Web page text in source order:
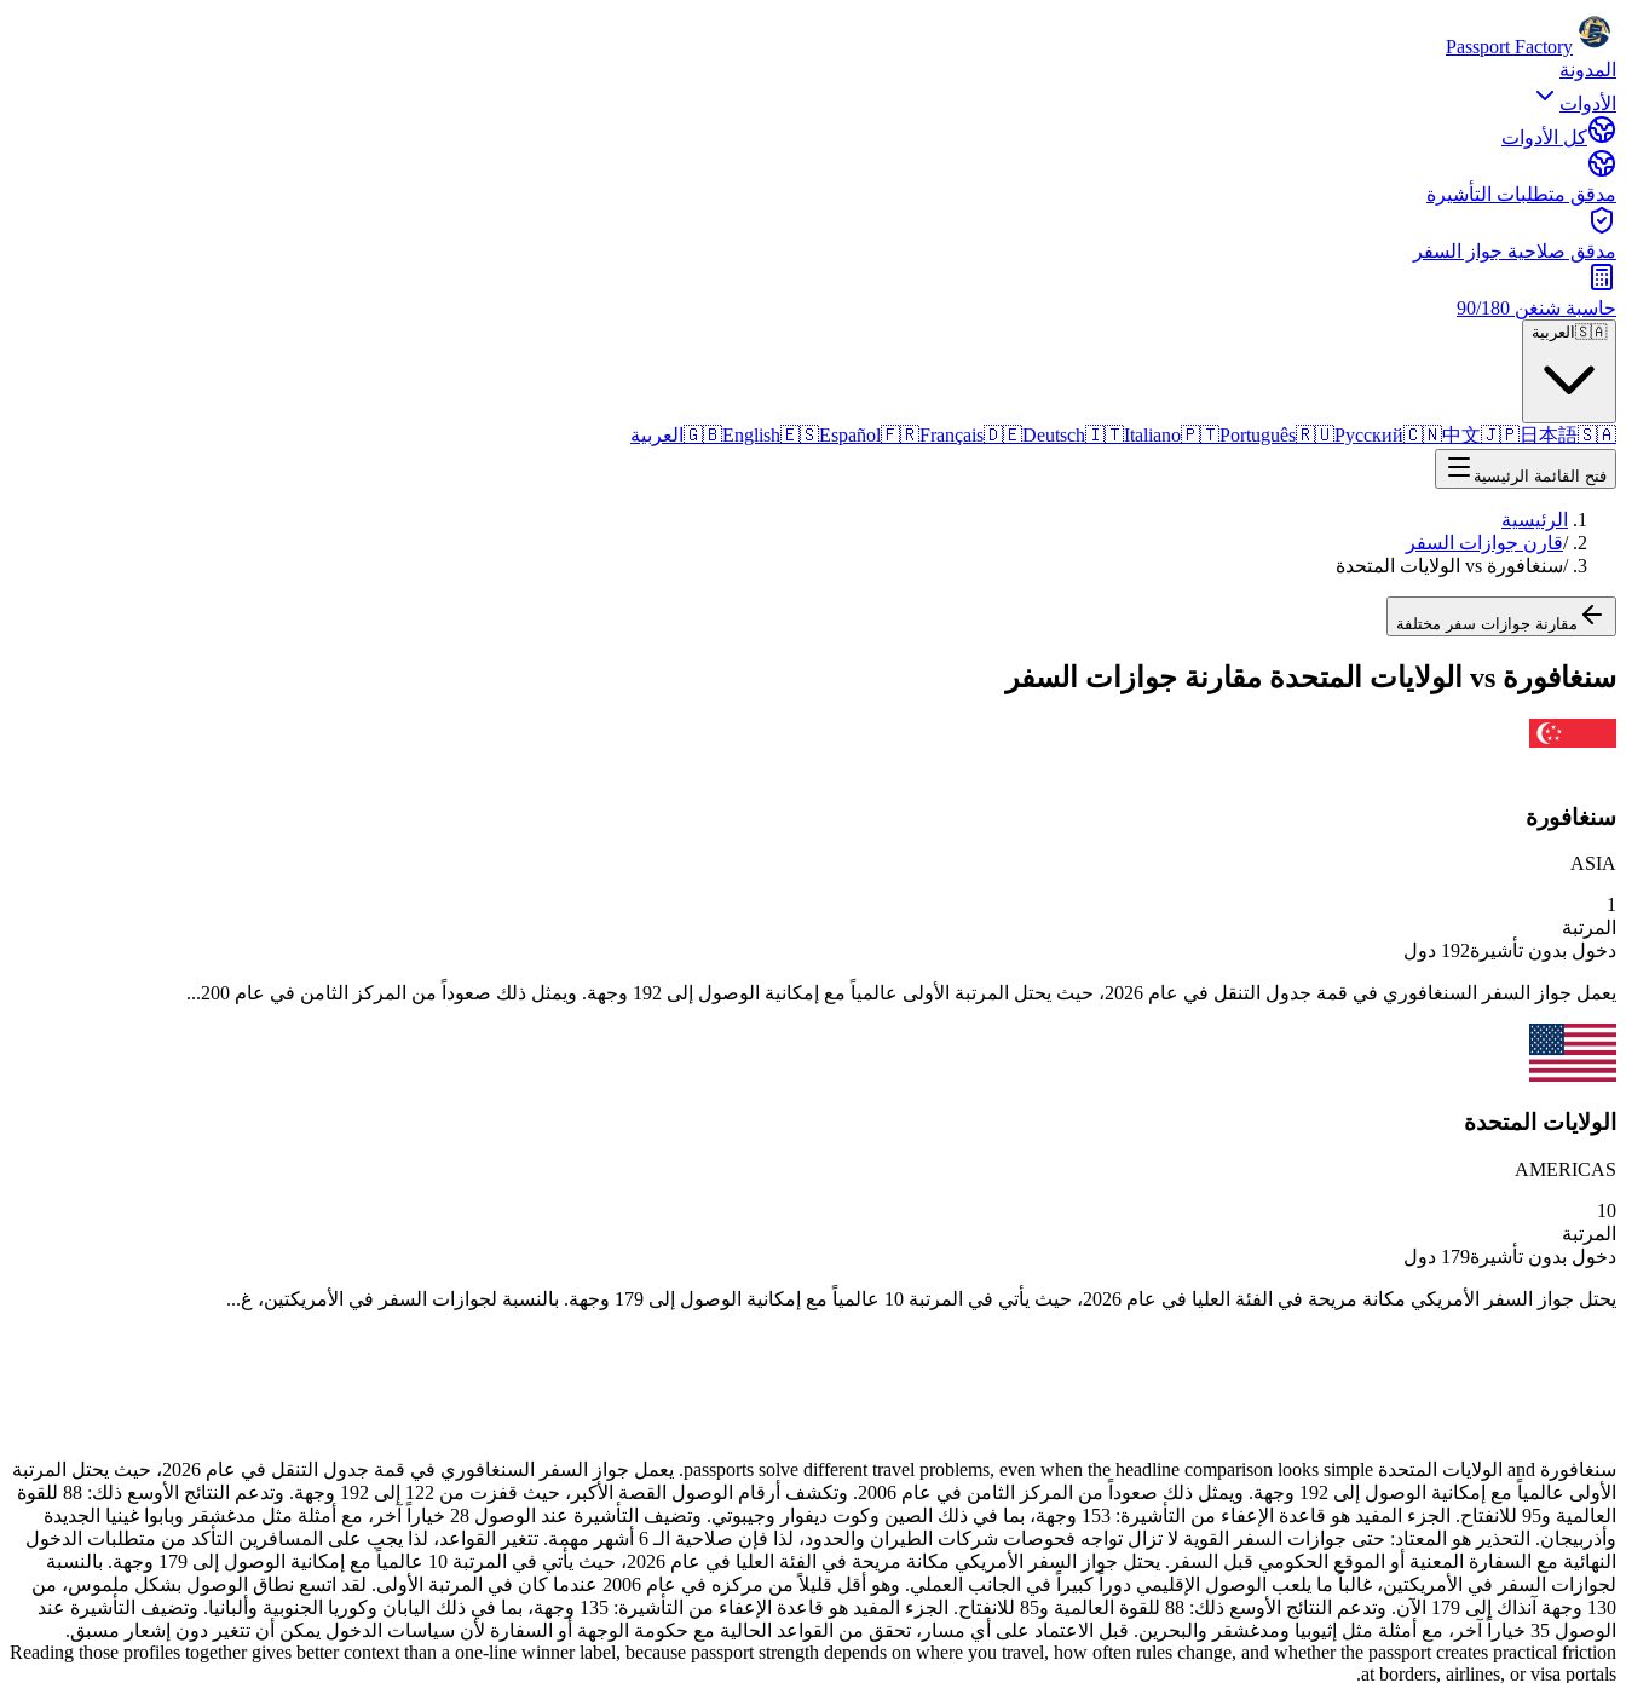
Passport Factory
المدونة
الأدوات
كل الأدوات
مدقق متطلبات التأشيرة
مدقق صلاحية جواز السفر
حاسبة شنغن 90/180
🇸🇦 العربية
🇬🇧English🇪🇸Español🇫🇷Français🇩🇪Deutsch🇮🇹Italiano🇵🇹Português🇷🇺Русский🇨🇳中文🇯🇵日本語🇸🇦 العربية
فتح القائمة الرئيسية
الرئيسية
/قارن جوازات السفر
/سنغافورة vs الولايات المتحدة
مقارنة جوازات سفر مختلفة
سنغافورة vs الولايات المتحدة مقارنة جوازات السفر
سنغافورة
ASIA
1
المرتبة
دخول بدون تأشيرة192 دول
يعمل جواز السفر السنغافوري في قمة جدول التنقل في عام 2026، حيث يحتل المرتبة الأولى عالمياً مع إمكانية الوصول إلى 192 وجهة. ويمثل ذلك صعوداً من المركز الثامن في عام 200...
الولايات المتحدة
AMERICAS
10
المرتبة
دخول بدون تأشيرة179 دول
يحتل جواز السفر الأمريكي مكانة مريحة في الفئة العليا في عام 2026، حيث يأتي في المرتبة 10 عالمياً مع إمكانية الوصول إلى 179 وجهة. بالنسبة لجوازات السفر في الأمريكتين، غ...
سنغافورة and الولايات المتحدة passports solve different travel problems, even when the headline comparison looks simple. يعمل جواز السفر السنغافوري في قمة جدول التنقل في عام 2026، حيث يحتل المرتبة
الأولى عالمياً مع إمكانية الوصول إلى 192 وجهة. ويمثل ذلك صعوداً من المركز الثامن في عام 2006. وتكشف أرقام الوصول القصة الأكبر، حيث قفزت من 122 إلى 192 وجهة. وتدعم النتائج الأوسع ذلك: 88 للقوة
العالمية و95 للانفتاح. الجزء المفيد هو قاعدة الإعفاء من التأشيرة: 153 وجهة، بما في ذلك الصين وكوت ديفوار وجيبوتي. وتضيف التأشيرة عند الوصول 28 خياراً آخر، مع أمثلة مثل مدغشقر وبابوا غينيا الجديدة
وأذربيجان. التحذير هو المعتاد: حتى جوازات السفر القوية لا تزال تواجه فحوصات شركات الطيران والحدود، لذا فإن صلاحية الـ 6 أشهر مهمة. تتغير القواعد، لذا يجب على المسافرين التأكد من متطلبات الدخول
النهائية مع السفارة المعنية أو الموقع الحكومي قبل السفر. يحتل جواز السفر الأمريكي مكانة مريحة في الفئة العليا في عام 2026، حيث يأتي في المرتبة 10 عالمياً مع إمكانية الوصول إلى 179 وجهة. بالنسبة
لجوازات السفر في الأمريكتين، غالباً ما يلعب الوصول الإقليمي دوراً كبيراً في الجانب العملي. وهو أقل قليلاً من مركزه في عام 2006 عندما كان في المرتبة الأولى. لقد اتسع نطاق الوصول بشكل ملموس، من
130 وجهة آنذاك إلى 179 الآن. وتدعم النتائج الأوسع ذلك: 88 للقوة العالمية و85 للانفتاح. الجزء المفيد هو قاعدة الإعفاء من التأشيرة: 135 وجهة، بما في ذلك اليابان وكوريا الجنوبية وألبانيا. وتضيف التأشيرة عند
الوصول 35 خياراً آخر، مع أمثلة مثل إثيوبيا ومدغشقر والبحرين. قبل الاعتماد على أي مسار، تحقق من القواعد الحالية مع حكومة الوجهة أو السفارة لأن سياسات الدخول يمكن أن تتغير دون إشعار مسبق.
Reading those profiles together gives better context than a one-line winner label, because passport strength depends on where you travel, how often rules change, and whether the passport creates practical friction
at borders, airlines, or visa portals.